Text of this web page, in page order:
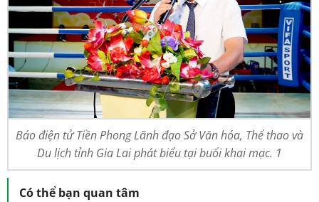
Báo điện tử Tiền Phong Lãnh đạo Sở Văn hóa, Thể thao và
Du lịch tỉnh Gia Lai phát biểu tại buổi khai mạc. 1
Có thể bạn quan tâm